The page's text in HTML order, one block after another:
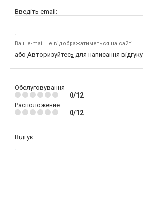
Введіть email:
Ваш e-mail не відображатиметься на сайті
або Авторизуйтесь для написання відгуку
Обслуговування
0/12
Расположение
0/12
Відгук: